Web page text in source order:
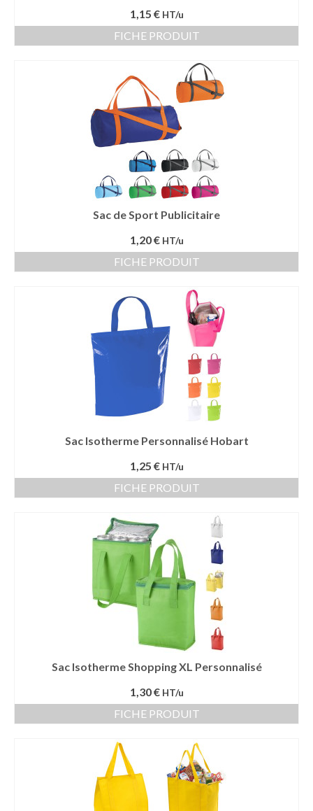
1,15 € HT/u
FICHE PRODUIT
Sac de Sport Publicitaire
1,20 € HT/u
FICHE PRODUIT
Sac Isotherme Personnalisé Hobart
1,25 € HT/u
FICHE PRODUIT
Sac Isotherme Shopping XL Personnalisé
1,30 € HT/u
FICHE PRODUIT